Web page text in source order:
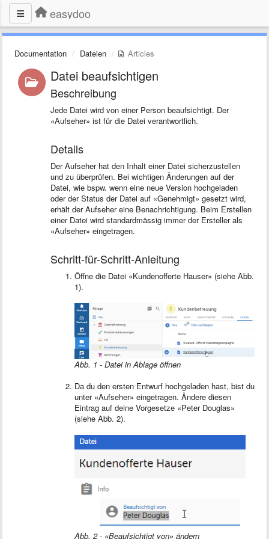
easydoo
Documentation Dateien Articles
Datei beaufsichtigen
Beschreibung
Jede Datei wird von einer Person beaufsichtigt. Der
«Aufseher» ist für die Datei verantwortlich.
Details
Der Aufseher hat den Inhalt einer Datei sicherzustellen
und zu überprüfen. Bei wichtigen Änderungen auf der
Datei, wie bspw. wenn eine neue Version hochgeladen
oder der Status der Datei auf «Genehmigt» gesetzt wird,
erhält der Aufseher eine Benachrichtigung. Beim Erstellen
einer Datei wird standardmässig immer der Ersteller als
«Aufseher» eingetragen.
Schritt-für-Schritt-Anleitung
Öffne die Datei «Kundenofferte Hauser» (siehe Abb.
1).
Abb. 1 - Datei in Ablage öffnen
Da du den ersten Entwurf hochgeladen hast, bist du
unter «Aufseher» eingetragen. Ändere diesen
Eintrag auf deine Vorgesetze «Peter Douglas»
(siehe Abb. 2).
Abb. 2 - «Beaufsichtigt von» ändern